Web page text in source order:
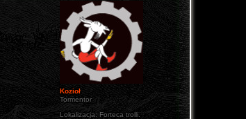
Kozioł
Tormentor
Lokalizacja: Forteca trolli.